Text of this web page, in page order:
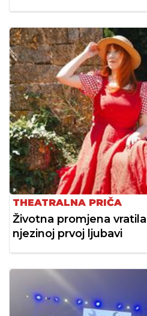
THEATRALNA PRIČA
Životna promjena
njezinoj prvoj ljubavi